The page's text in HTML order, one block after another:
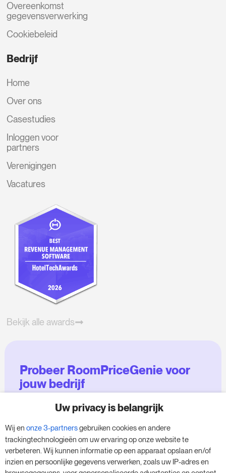
Overeenkomst
gegevensverwerking
Cookiebeleid
Bedrijf
Home
Over ons
Casestudies
Inloggen voor
partners
Verenigingen
Vacatures
Bekijk alle awards
Probeer RoomPriceGenie voor
jouw bedrijf
Maak gebruik van onze 14-daagse proefversie
en geef je bedrijf een boost - zonder
verplichtingen.
Boek een afspraak om je gratis proefperiode
Uw privacy is belangrijk
Wij en onze 3-partnersgebruiken cookies en andere
trackingtechnologieën om uw ervaring op onze website te
verbeteren. Wij kunnen informatie op een apparaat opslaan en/of
inzien en persoonlijke gegevens verwerken, zoals uw IP-adres en